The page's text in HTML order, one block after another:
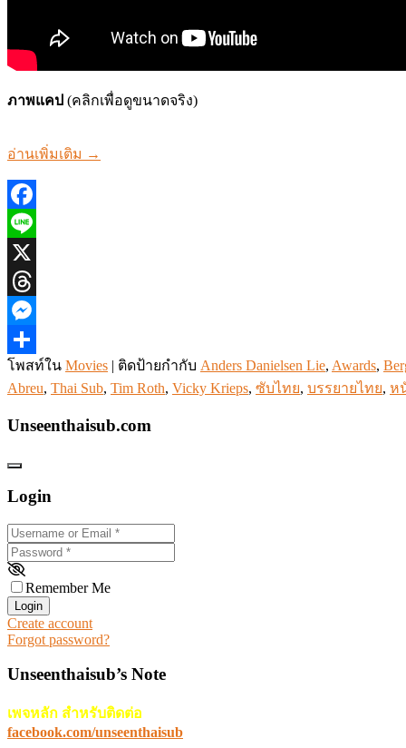
ภาพแคป (คลิกเพื่อดูขนาดจริง)
อ่านเพิ่มเติม →
Facebook
Line
X
Threads
Messenger
Share
โพสท์ใน Movies | ติดป้ายกำกับ Anders Danielsen Lie, Awards,
Abreu, Thai Sub, Tim Roth, Vicky Krieps, ซับไทย, บรรยายไทย, ห
Unseenthaisub.com
Login
Username or Email
Password *
Remember Me
Login
Create account
Forgot password?
Unseenthaisub’s Note
เพจหลัก สำหรับติดต่อ
facebook.com/unseenthaisub